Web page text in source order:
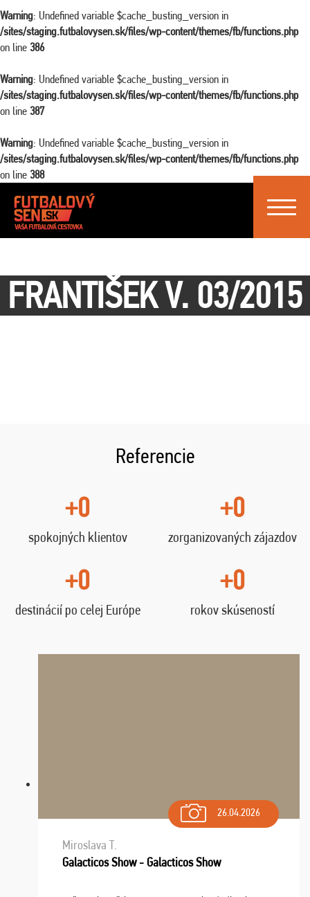
Warning: Undefined variable $cache_busting_version in
/sites/staging.futbalovysen.sk/files/wp-content/themes/fb/functions.php
on line 386
Warning: Undefined variable $cache_busting_version in
/sites/staging.futbalovysen.sk/files/wp-content/themes/fb/functions.php
on line 387
Warning: Undefined variable $cache_busting_version in
/sites/staging.futbalovysen.sk/files/wp-content/themes/fb/functions.php
on line 388
Toggle
FRANTIŠEK V. 03/2015
Referencie
+0
spokojných klientov
+0
zorganizovaných zájazdov
+0
destinácií po celej Európe
+0
rokov skúseností
26.04.2026
Miroslava T.
Galacticos Show - Galacticos Show